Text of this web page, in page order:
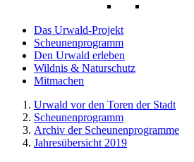
Das Urwald-Projekt
Scheunenprogramm
Den Urwald erleben
Wildnis & Naturschutz
Mitmachen
Urwald vor den Toren der Stadt
Scheunenprogramm
Archiv der Scheunenprogramme
Jahresübersicht 2019